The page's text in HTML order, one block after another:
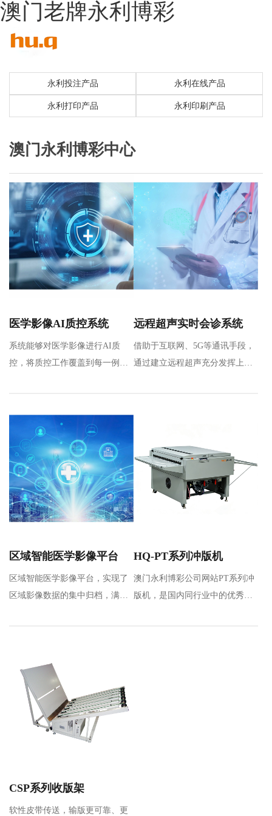
澳门老牌永利博彩
永利投注产品 永利在线产品
永利打印产品 永利印刷产品
澳门永利博彩中心
医学影像AI质控系统
系统能够对医学影像进行AI质
控，将质控工作覆盖到每一例影
远程超声实时会诊系统
借助于互联网、5G等通讯手段，
通过建立远程超声充分发挥上级
区域智能医学影像平台
区域智能医学影像平台，实现了
区域影像数据的集中归档，满足
HQ-PT系列冲版机
澳门永利博彩公司网站PT系列冲
版机，是国内同行业中的优秀品
CSP系列收版架
软性皮带传送，输版更可靠、更